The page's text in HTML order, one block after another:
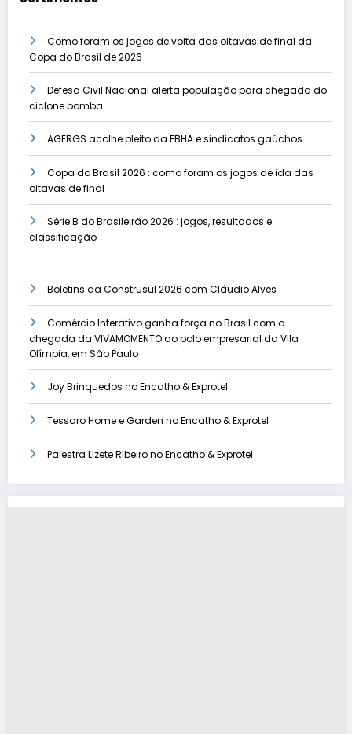
Como foram os jogos de volta das oitavas de final da
Copa do Brasil de 2026
Defesa Civil Nacional alerta população para chegada do
ciclone bomba
AGERGS acolhe pleito da FBHA e sindicatos gaúchos
Copa do Brasil 2026 : como foram os jogos de ida das
oitavas de final
Série B do Brasileirão 2026 : jogos, resultados e
classificação
Boletins da Construsul 2026 com Cláudio Alves
Comércio Interativo ganha força no Brasil com a
chegada da VIVAMOMENTO ao polo empresarial da Vila
Olímpia, em São Paulo
Joy Brinquedos no Encatho & Exprotel
Tessaro Home e Garden no Encatho & Exprotel
Palestra Lizete Ribeiro no Encatho & Exprotel